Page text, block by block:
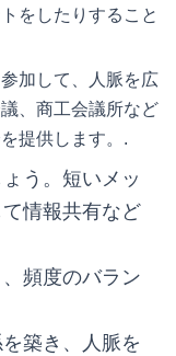
をしたりすること
加して、人脈を広
、商工会議所など
提供します。.
う。短いメッ
情報共有など
頻度のバラン
築き、人脈を